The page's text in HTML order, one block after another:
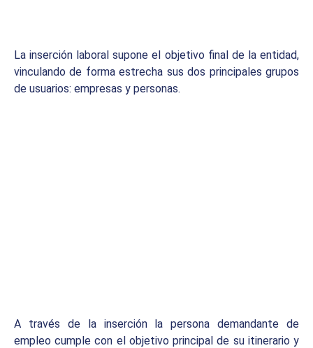
La inserción laboral supone el objetivo final de la entidad,
vinculando de forma estrecha sus dos principales grupos
de usuarios: empresas y personas.
A través de la inserción la persona demandante de
empleo cumple con el objetivo principal de su itinerario y